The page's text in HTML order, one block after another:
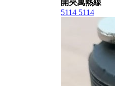
開夾萬熱線
5114 5114